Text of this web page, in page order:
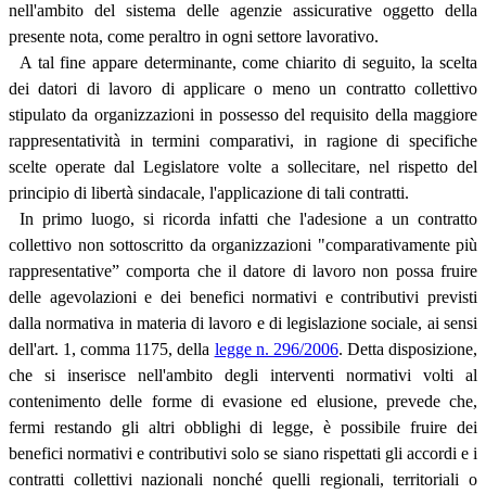
nell'ambito del sistema delle agenzie assicurative oggetto della
presente nota, come peraltro in ogni settore lavorativo.
A tal fine appare determinante, come chiarito di seguito, la scelta
dei datori di lavoro di applicare o meno un contratto collettivo
stipulato da organizzazioni in possesso del requisito della maggiore
rappresentatività in termini comparativi, in ragione di specifiche
scelte operate dal Legislatore volte a sollecitare, nel rispetto del
principio di libertà sindacale, l'applicazione di tali contratti.
In primo luogo, si ricorda infatti che l'adesione a un contratto
collettivo non sottoscritto da organizzazioni "comparativamente più
rappresentative” comporta che il datore di lavoro non possa fruire
delle agevolazioni e dei benefici normativi e contributivi previsti
dalla normativa in materia di lavoro e di legislazione sociale, ai sensi
dell'art. 1, comma 1175, della legge n. 296/2006. Detta disposizione,
che si inserisce nell'ambito degli interventi normativi volti al
contenimento delle forme di evasione ed elusione, prevede che,
fermi restando gli altri obblighi di legge, è possibile fruire dei
benefici normativi e contributivi solo se siano rispettati gli accordi e i
contratti collettivi nazionali nonché quelli regionali, territoriali o